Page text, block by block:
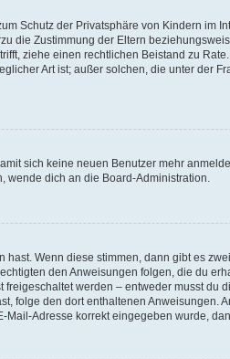
Schutz der Privatsphäre von Kindern im
die Zustimmung der Eltern
ziehe einen rechtlichen Beistand zu
Art ist; außer solchen, die unter der
sich keine neuen Benutzer mehr
wende dich an die Board-Administration.
Wenn diese stimmen, dann gibt es
den Anweisungen folgen, die du
werden – entweder musst du
folge den dort enthaltenen Anweisungen.
Adresse korrekt eingegeben wurde,